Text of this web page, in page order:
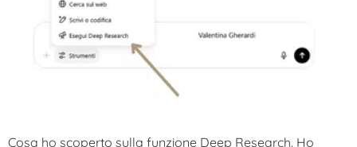
Cosa ho scoperto sulla funzione Deep Research. Ho